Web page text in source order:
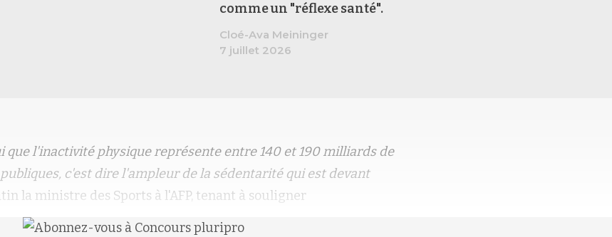
comme un "réflexe santé".
Cloé-Ava Meininger
7 juillet 2026
que l'inactivité physique représente entre 140 et 190 milliards de
c'est dire l'ampleur de la sédentarité qui est devant
la ministre des Sports à l'AFP, tenant à souligner